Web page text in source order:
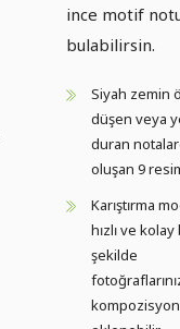
ince motif
bulabilirsin.
Siyah zemin
düşen veya
duran
oluşan 9
Karıştırma
hızlı ve kolay
şekilde